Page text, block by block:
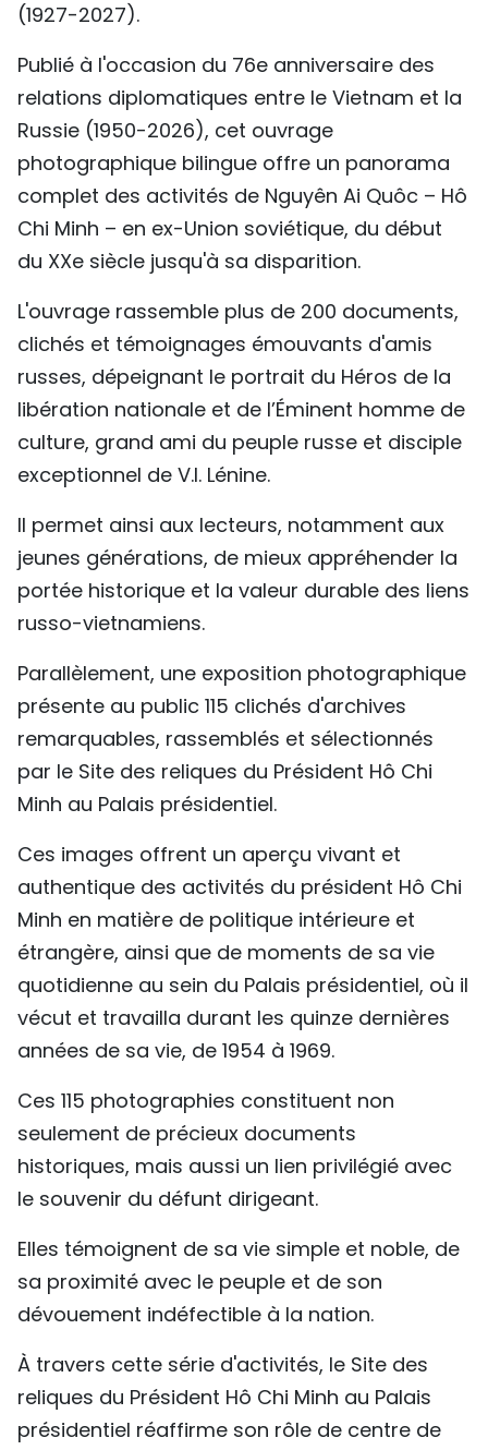
(1927-2027).
Publié à l'occasion du 76e anniversaire des
relations diplomatiques entre le Vietnam et la
Russie (1950-2026), cet ouvrage
photographique bilingue offre un panorama
complet des activités de Nguyên Ai Quôc – Hô
Chi Minh – en ex-Union soviétique, du début
du XXe siècle jusqu'à sa disparition.
L'ouvrage rassemble plus de 200 documents,
clichés et témoignages émouvants d'amis
russes, dépeignant le portrait du Héros de la
libération nationale et de l’Éminent homme de
culture, grand ami du peuple russe et disciple
exceptionnel de V.I. Lénine.
Il permet ainsi aux lecteurs, notamment aux
jeunes générations, de mieux appréhender la
portée historique et la valeur durable des liens
russo-vietnamiens.
Parallèlement, une exposition photographique
présente au public 115 clichés d'archives
remarquables, rassemblés et sélectionnés
par le Site des reliques du Président Hô Chi
Minh au Palais présidentiel.
Ces images offrent un aperçu vivant et
authentique des activités du président Hô Chi
Minh en matière de politique intérieure et
étrangère, ainsi que de moments de sa vie
quotidienne au sein du Palais présidentiel, où il
vécut et travailla durant les quinze dernières
années de sa vie, de 1954 à 1969.
Ces 115 photographies constituent non
seulement de précieux documents
historiques, mais aussi un lien privilégié avec
le souvenir du défunt dirigeant.
Elles témoignent de sa vie simple et noble, de
sa proximité avec le peuple et de son
dévouement indéfectible à la nation.
À travers cette série d'activités, le Site des
reliques du Président Hô Chi Minh au Palais
présidentiel réaffirme son rôle de centre de